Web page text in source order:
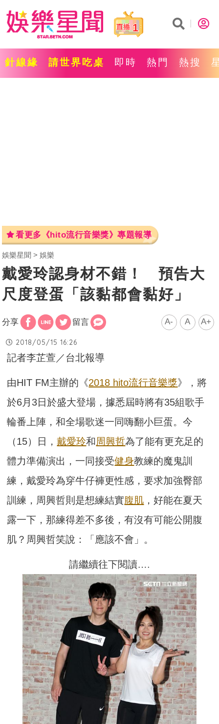
1
針線緣 請世界吃桌 即時 熱門 熱搜
看更多《hito流行音樂獎》專題報導
娛樂星聞 娛樂
戴愛玲認身材不錯！ 預告大
尺度登蛋「該黏都會黏好」
分享 留言 A- A A+
2018/05/15 16:26
記者李芷萱／台北報導
由HIT FM主辦的《2018 hito流行音樂獎》，將
於6月3日於盛大登場，據悉屆時將有35組歌手
輪番上陣，和全場歌迷一同嗨翻小巨蛋。今
（15）日，戴愛玲和周興哲為了能有更充足的
體力準備演出，一同接受健身教練的魔鬼訓
練，戴愛玲為穿牛仔褲更性感，要求加強臀部
訓練，周興哲則是想練結實腹肌 ，好能在夏天
露一下，那練得差不多後，有沒有可能公開腹
肌？周興哲笑說：「應該不會」。
請繼續往下閱讀….